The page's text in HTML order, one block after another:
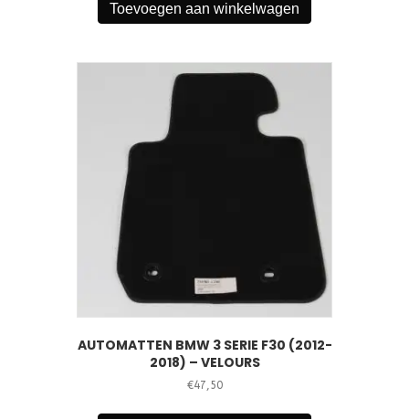
Toevoegen aan winkelwagen
AUTOMATTEN BMW 3 SERIE F30 (2012-
2018) – VELOURS
€47,50